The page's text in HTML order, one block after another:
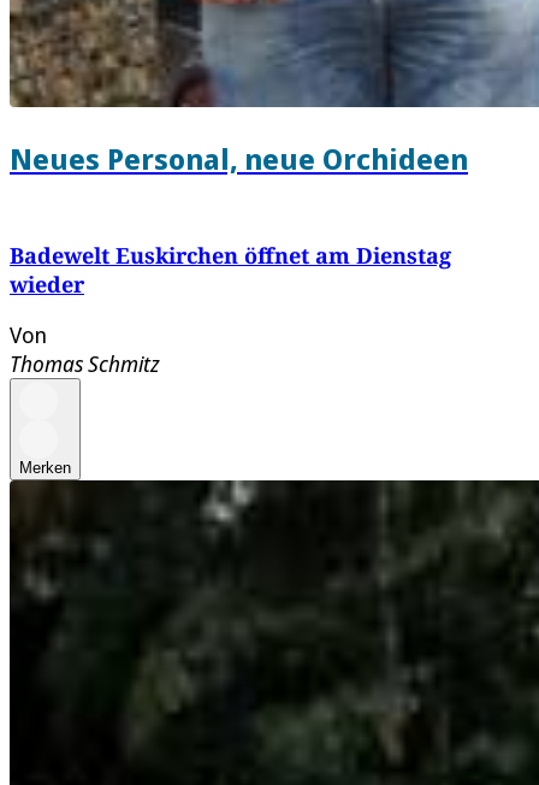
Neues Personal, neue Orchideen
Badewelt Euskirchen öffnet am Dienstag
wieder
Von
Thomas Schmitz
Merken